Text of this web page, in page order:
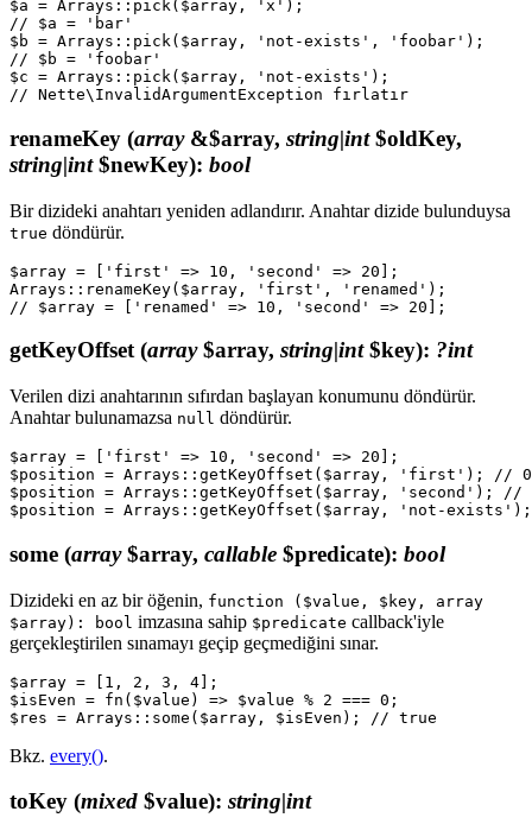
$a = Arrays::pick($array, 'x');
// $a = 'bar'
$b = Arrays::pick($array, 'not-exists', 'foobar');
// $b = 'foobar'
$c = Arrays::pick($array, 'not-exists');
renameKey (array&$array, string|int$oldKey,
string|int$newKey): bool
Bir dizideki anahtarı yeniden adlandırır. Anahtar dizide bulunduysa
true döndürür.
$array = ['first' => 10, 'second' => 20];
Arrays::renameKey($array, 'first', 'renamed');
getKeyOffset(array$array, string|int$key): ?int
Verilen dizi anahtarının sıfırdan başlayan konumunu döndürür.
Anahtar bulunamazsa null döndürür.
$array = ['first' => 10, 'second' => 20];
$position = Arrays::getKeyOffset($array, 'first'); // 0
$position = Arrays::getKeyOffset($array, 'second'); //
some (array$array, callable $predicate): bool
Dizideki en az bir öğenin, function ($value, $key, array
$array): bool imzasına sahip $predicate callback'iyle
gerçekleştirilen sınamayı geçip geçmediğini sınar.
$array = [1, 2, 3, 4];
$isEven = fn($value) => $value % 2 === 0;
Bkz. every().
toKey (mixed $value): string|int